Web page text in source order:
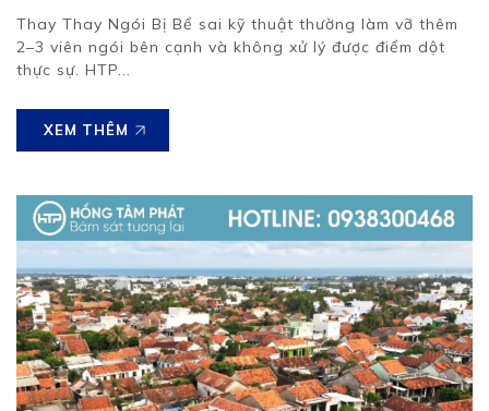
Thay Thay Ngói Bị Bể sai kỹ thuật thường làm vỡ thêm
2–3 viên ngói bên cạnh và không xử lý được điểm dột
thực sự. HTP...
XEM THÊM